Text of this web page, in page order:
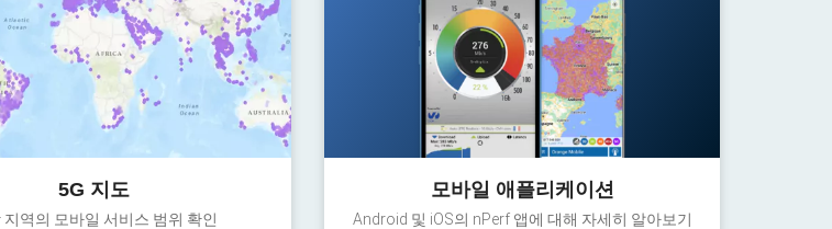
5G 지도
지역의 모바일 서비스 범위 확인
모바일 애플리케이션
Android 및 iOS의 nPerf 앱에 대해 자세히 알아보기